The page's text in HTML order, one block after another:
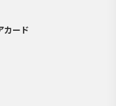
カード